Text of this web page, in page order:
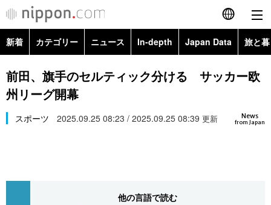
English
简体字
カテゴリー
経済・ビジネス
トップ
In-depth
新着 カテゴリー ニュース In-depth Japan Data 旅と
政治・外交
経済・ビジネス
Topics
前田、旗手のセルティック分ける サッカー欧
州リーグ開幕
News
from Japan
スポーツ 2025.09.25 08:23 / 2025.09.25 08:39 更新
他の言語で読む